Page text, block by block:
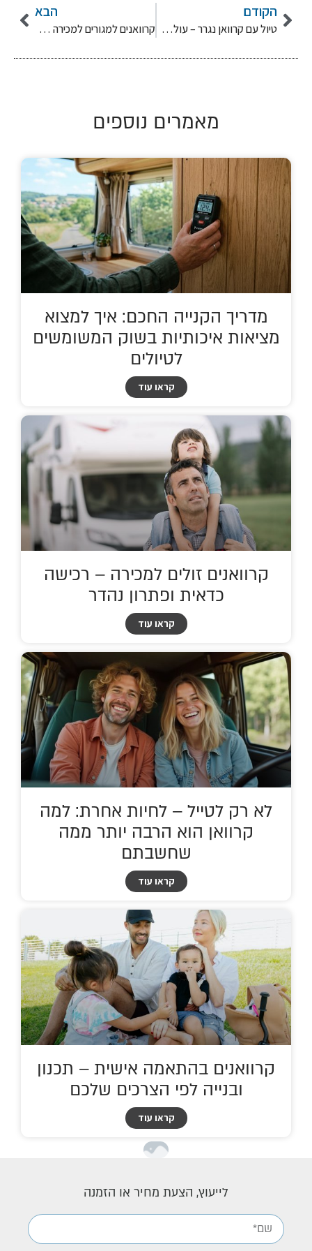
הקודם
טיול עם קרוואן נגרר – עולם חדש של חוויות
הבא
קרוואנים למגורים למכירה – איך זה נהיה טרנד?
מאמרים נוספים
מדריך הקנייה החכם: איך למצוא
מציאות איכותיות בשוק המשומשים
לטיולים
קראו עוד
קרוואנים זולים למכירה – רכישה
כדאית ופתרון נהדר
קראו עוד
‏לא רק לטייל – לחיות אחרת: למה
קרוואן הוא הרבה יותר ממה
שחשבתם
קראו עוד
קרוואנים בהתאמה אישית – תכנון
ובנייה לפי הצרכים שלכם
קראו עוד
לייעוץ, הצעת מחיר או הזמנה